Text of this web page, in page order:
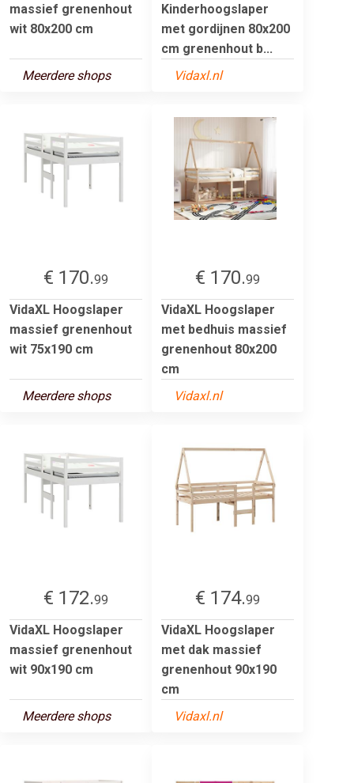
massief grenenhout
wit 80x200 cm
Meerdere shops
Kinderhoogslaper
met gordijnen 80x200
cm grenenhout b...
Vidaxl.nl
€ 170.99
VidaXL Hoogslaper
massief grenenhout
wit 75x190 cm
Meerdere shops
€ 170.99
VidaXL Hoogslaper
met bedhuis massief
grenenhout 80x200
cm
Vidaxl.nl
€ 172.99
VidaXL Hoogslaper
massief grenenhout
wit 90x190 cm
Meerdere shops
€ 174.99
VidaXL Hoogslaper
met dak massief
grenenhout 90x190
cm
Vidaxl.nl